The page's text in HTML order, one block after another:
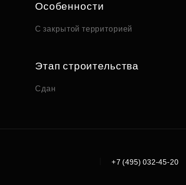
Особенности
С закрытой территорией
Этап строительства
Сдан
+7 (495) 032-45-20